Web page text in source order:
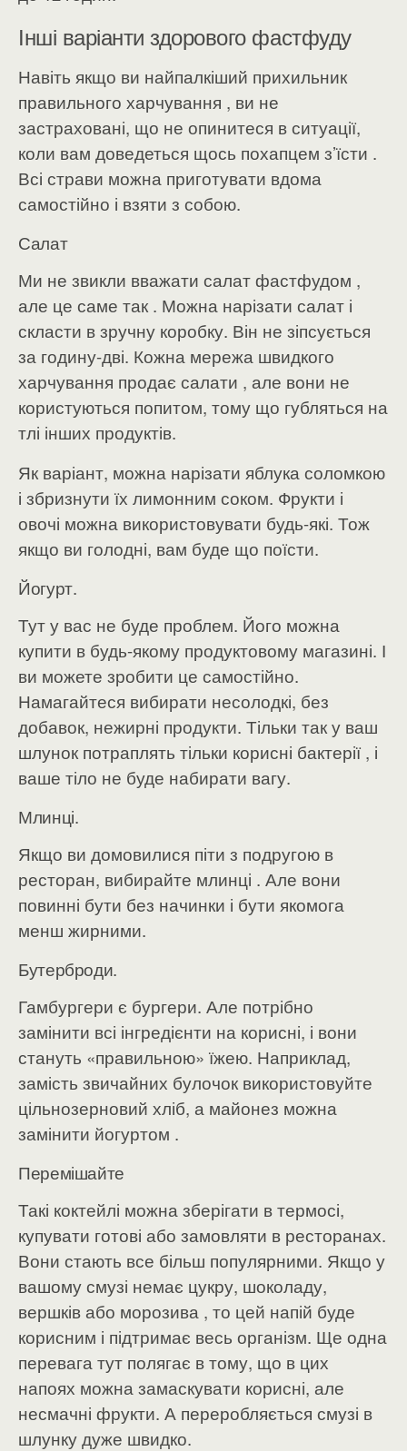
Інші варіанти здорового фастфуду
Навіть якщо ви найпалкіший прихильник
правильного харчування , ви не
застраховані, що не опинитеся в ситуації,
коли вам доведеться щось похапцем з’їсти .
Всі страви можна приготувати вдома
самостійно і взяти з собою.
Салат
Ми не звикли вважати салат фастфудом ,
але це саме так . Можна нарізати салат і
скласти в зручну коробку. Він не зіпсується
за годину-дві. Кожна мережа швидкого
харчування продає салати , але вони не
користуються попитом, тому що губляться на
тлі інших продуктів.
Як варіант, можна нарізати яблука соломкою
і збризнути їх лимонним соком. Фрукти і
овочі можна використовувати будь-які. Тож
якщо ви голодні, вам буде що поїсти.
Йогурт.
Тут у вас не буде проблем. Його можна
купити в будь-якому продуктовому магазині. І
ви можете зробити це самостійно.
Намагайтеся вибирати несолодкі, без
добавок, нежирні продукти. Тільки так у ваш
шлунок потраплять тільки корисні бактерії , і
ваше тіло не буде набирати вагу.
Млинці.
Якщо ви домовилися піти з подругою в
ресторан, вибирайте млинці . Але вони
повинні бути без начинки і бути якомога
менш жирними.
Бутерброди.
Гамбургери є бургери. Але потрібно
замінити всі інгредієнти на корисні, і вони
стануть «правильною» їжею. Наприклад,
замість звичайних булочок використовуйте
цільнозерновий хліб, а майонез можна
замінити йогуртом .
Перемішайте
Такі коктейлі можна зберігати в термосі,
купувати готові або замовляти в ресторанах.
Вони стають все більш популярними. Якщо у
вашому смузі немає цукру, шоколаду,
вершків або морозива , то цей напій буде
корисним і підтримає весь організм. Ще одна
перевага тут полягає в тому, що в цих
напоях можна замаскувати корисні, але
несмачні фрукти. А переробляється смузі в
шлунку дуже швидко.